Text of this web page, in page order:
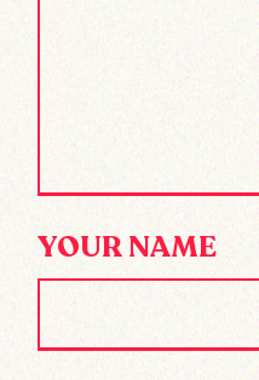
YOUR NAME